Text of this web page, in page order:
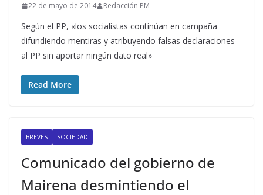
22 de mayo de 2014 Redacción PM
Según el PP, «los socialistas continúan en campaña
difundiendo mentiras y atribuyendo falsas declaraciones
al PP sin aportar ningún dato real»
Read More
BREVES SOCIEDAD
Comunicado del gobierno de
Mairena desmintiendo el